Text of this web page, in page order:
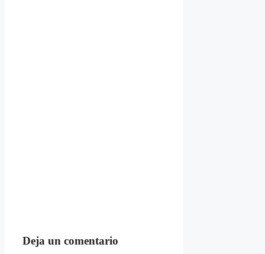
Deja un comentario